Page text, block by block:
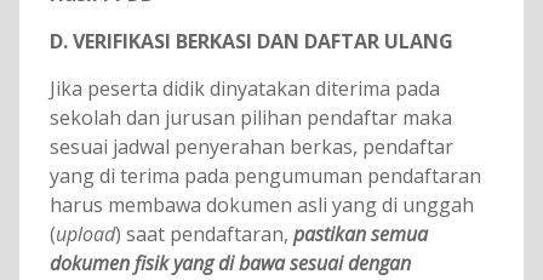
D. VERIFIKASI BERKASI DAN DAFTAR ULANG
Jika peserta didik dinyatakan diterima pada
sekolah dan jurusan pilihan pendaftar maka
sesuai jadwal penyerahan berkas, pendaftar
yang di terima pada pengumuman pendaftaran
harus membawa dokumen asli yang di unggah
(upload) saat pendaftaran, pastikan semua
dokumen fisik yang di bawa sesuai dengan